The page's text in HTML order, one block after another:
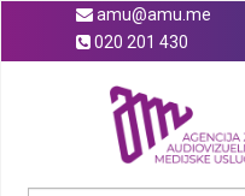
amu@amu.me
020 201 430